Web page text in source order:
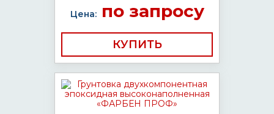
Цена:по запросу
КУПИТЬ